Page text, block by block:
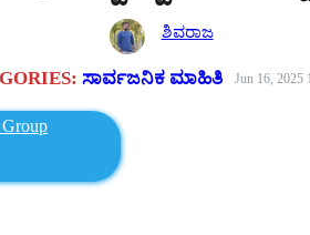
ಶಿವರಾಜ
ಸಾರ್ವಜನಿಕ ಮಾಹಿತಿ Jun 16, 2025